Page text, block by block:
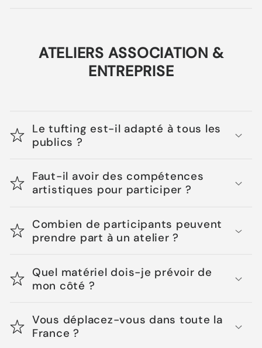
ATELIERS ASSOCIATION &
ENTREPRISE
Le tufting est-il adapté à tous les
publics ?
Faut-il avoir des compétences
artistiques pour participer ?
Combien de participants peuvent
prendre part à un atelier ?
Quel matériel dois-je prévoir de
mon côté ?
Vous déplacez-vous dans toute la
France ?